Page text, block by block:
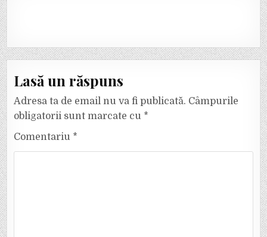
Lasă un răspuns
Adresa ta de email nu va fi publicată. Câmpurile
obligatorii sunt marcate cu *
Comentariu *